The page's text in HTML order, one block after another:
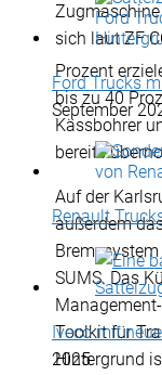
sich laut ZF
Prozent
bis zu 40
Kässbohrer
bereits
Auf der
außerdem
SUMS. Das
Toolkit für
Hintergrund
Ford Trucks
September
Renault
Iveco mit
2025